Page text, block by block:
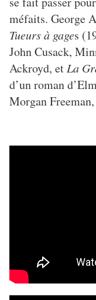
méfaits. George
Tueurs à gages
John Cusack,
Ackroyd, et La
d’un roman
Morgan